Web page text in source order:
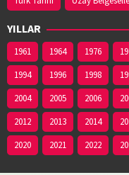
YILLAR
1961 1964 1976
1994
1996 1998
2004
2005 2006
2012
2013 2014
2020
2021 2022